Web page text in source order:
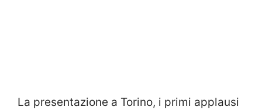
La presentazione a Torino, i primi applausi